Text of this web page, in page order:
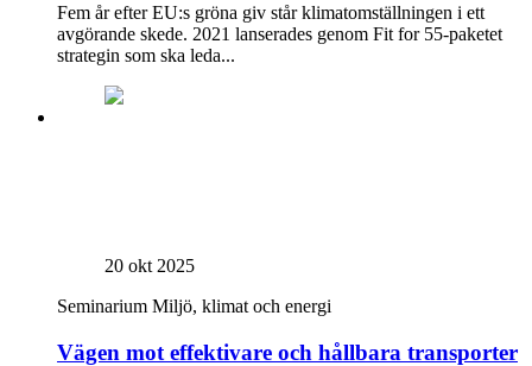
Fem år efter EU:s gröna giv står klimatomställningen i ett
avgörande skede. 2021 lanserades genom Fit for 55-paketet
strategin som ska leda...
20 okt 2025
Seminarium Miljö, klimat och energi
Vägen mot effektivare och hållbara transporter